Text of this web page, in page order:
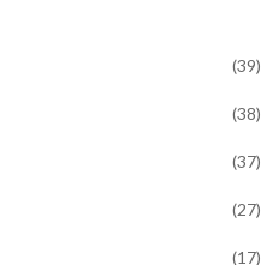
(39)
(38)
(37)
(27)
(17)